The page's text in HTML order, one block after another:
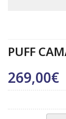
PUFF
269,00€